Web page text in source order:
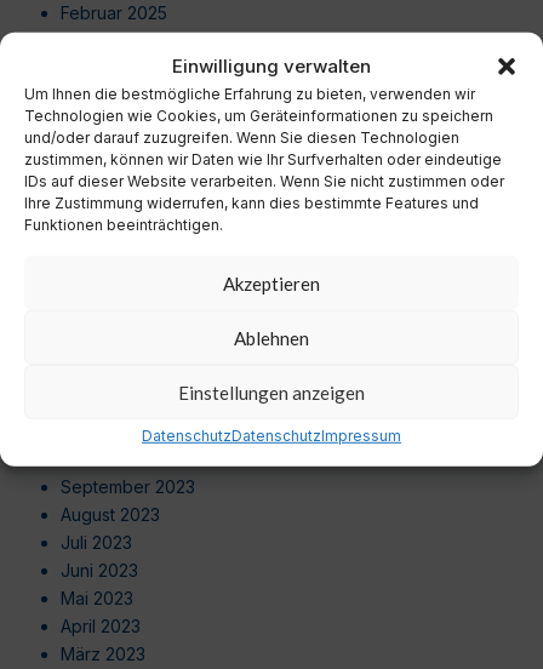
Einwilligung verwalten
Um Ihnen die bestmögliche Erfahrung zu bieten, verwenden wir
Technologien wie Cookies, um Geräteinformationen zu speichern
und/oder darauf zuzugreifen. Wenn Sie diesen Technologien
zustimmen, können wir Daten wie Ihr Surfverhalten oder eindeutige
IDs auf dieser Website verarbeiten. Wenn Sie nicht zustimmen oder
Ihre Zustimmung widerrufen, kann dies bestimmte Features und
Funktionen beeinträchtigen.
Akzeptieren
Ablehnen
Einstellungen anzeigen
DatenschutzDatenschutzImpressum
Februar 2025
Dezember 2024
November 2024
Oktober 2024
September 2024
August 2024
Juli 2024
Juni 2024
Dezember 2023
November 2023
September 2023
August 2023
Juli 2023
Juni 2023
Mai 2023
April 2023
März 2023